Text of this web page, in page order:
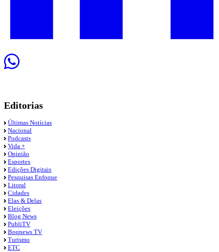
Editorias
Últimas Notícias
Nacional
Podcasts
Vida +
Opinião
Esportes
Edições Digitais
Pesquisas Enfoque
Litoral
Cidades
Elas & Delas
Eleições
Blog News
PubliTV
Boqnews TV
Turismo
ETC